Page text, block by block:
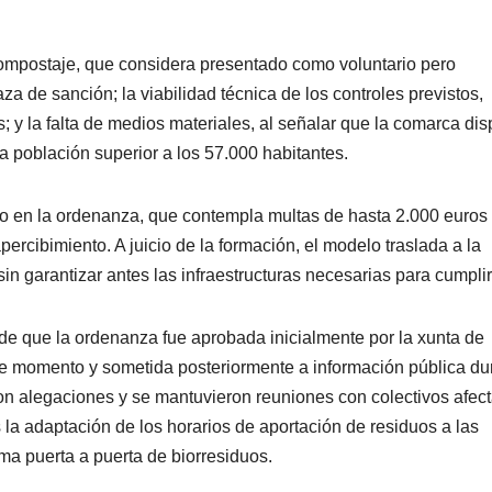
que considera presentado como voluntario pero
de sanción; la viabilidad técnica de los controles previstos,
y la falta de medios materiales, al señalar que la comarca
población superior a los 57.000 habitantes.
la ordenanza, que contempla multas de hasta 2.000 euros
A juicio de la formación, el modelo traslada a la
garantizar antes las infraestructuras necesarias para
que la ordenanza fue aprobada inicialmente por la xunta de
y sometida posteriormente a información pública
alegaciones y se mantuvieron reuniones con colectivos
adaptación de los horarios de aportación de residuos a las
puerta a puerta de biorresiduos.